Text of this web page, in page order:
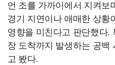
언 조를 가까이에서 지켜보
경기 지연이나 애매한 상황
영향을 미친다고 판단했다.
장 도착까지 발생하는 공백
고 봤다.